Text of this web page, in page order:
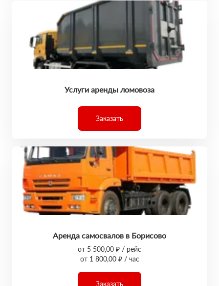
Услуги аренды ломовоза
Заказать
Аренда самосвалов в Борисово
от 5 500,00 ₽ / рейс
от 1 800,00 ₽ / час
Заказать